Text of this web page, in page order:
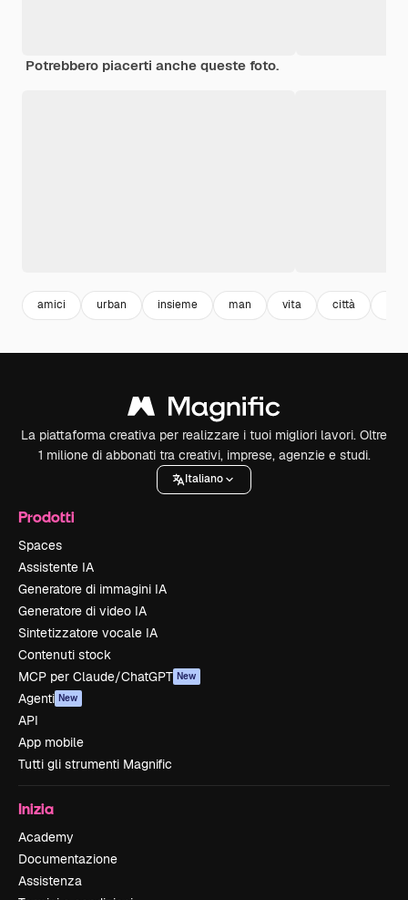
Potrebbero piacerti anche queste foto.
amici urban insieme man vita città
La piattaforma creativa per realizzare i tuoi migliori lavori. Oltre
1 milione di abbonati tra creativi, imprese, agenzie e studi.
Italiano
Prodotti
Spaces
Assistente IA
Generatore di immagini IA
Generatore di video IA
Sintetizzatore vocale IA
Contenuti stock
MCP per Claude/ChatGPT New
Agenti New
API
App mobile
Tutti gli strumenti Magnific
Inizia
Academy
Documentazione
Assistenza